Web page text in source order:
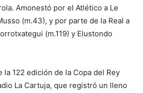
Amonestó por el Atlético a Le
(m.43), y por parte de la Real a
(m.119) y Elustondo
la 122 edición de la Copa del Rey
La Cartuja, que registró un lleno